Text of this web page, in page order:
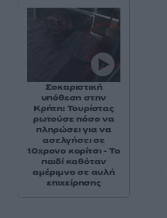
Σοκαριστική
υπόθεση στην
Κρήτη: Τουρίστας
ρωτούσε πόσο να
πληρώσει για να
ασελγήσει σε
10χρονο κορίτσι - Το
παιδί καθόταν
αμέριμνο σε αυλή
επιχείρησης